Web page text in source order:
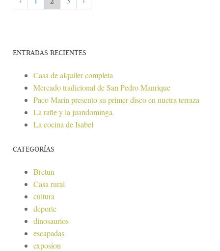
ENTRADAS RECIENTES
Casa de alquiler completa
Mercado tradicional de San Pedro Manrique
Paco Marin presento su primer disco en nuetra terraza
La rañe y la juandominga.
La cocina de Isabel
CATEGORÍAS
Bretun
Casa rural
cultura
deporte
dinosaurios
escapadas
exposion